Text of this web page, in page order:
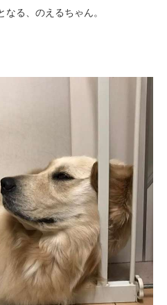
る、のえるちゃん。